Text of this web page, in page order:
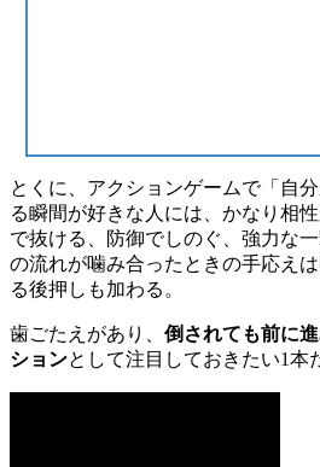
とくに、アクションゲームで「自
る瞬間が好きな人には、かなり相
で抜ける、防御でしのぐ、強力な
の流れが噛み合ったときの手応え
る後押しも加わる。
歯ごたえがあり、 倒されても前に
ションとして注目しておきたい1本